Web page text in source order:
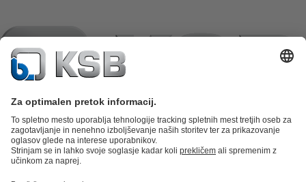
Katalog izdelkov Nadomestni deli